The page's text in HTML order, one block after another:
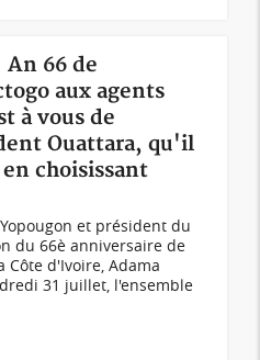
66 de
aux agents
à vous de
Ouattara, qu'il
choisissant
et président du
du 66è anniversaire de
d'Ivoire, Adama
31 juillet, l'ensemble